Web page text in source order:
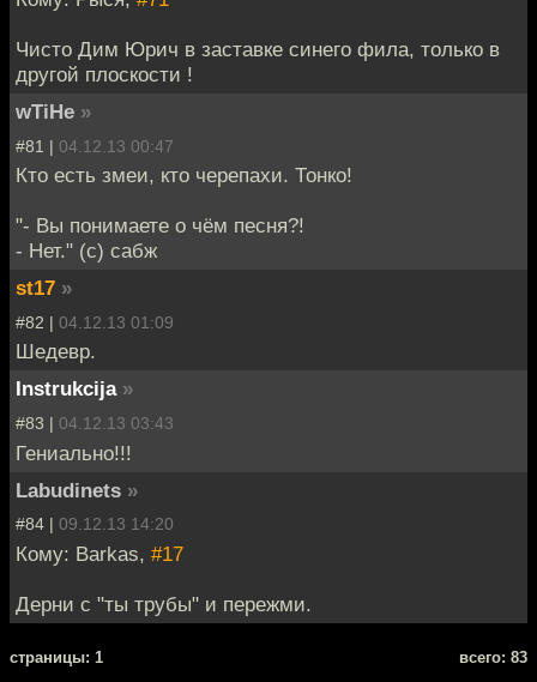
Чисто Дим Юрич в заставке синего фила, только в
другой плоскости !
wTiHe »
#81 | 04.12.13 00:47
Кто есть змеи, кто черепахи. Тонко!
"- Вы понимаете о чём песня?!
- Нет." (с) сабж
st17 »
#82 | 04.12.13 01:09
Шедевр.
Instrukcija »
#83 | 04.12.13 03:43
Гениально!!!
Labudinets »
#84 | 09.12.13 14:20
Кому: Barkas, #17
Дерни с "ты трубы" и пережми.
cтраницы: 1 всего: 83